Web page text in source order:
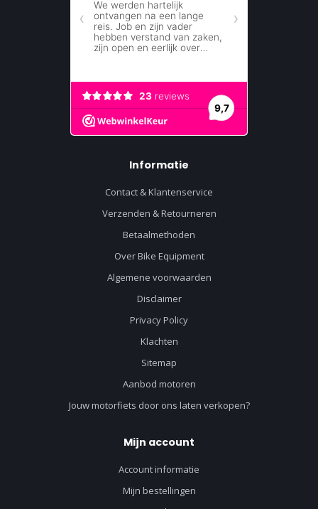
Informatie
Contact & Klantenservice
Verzenden & Retourneren
Betaalmethoden
Over Bike Equipment
Algemene voorwaarden
Disclaimer
Privacy Policy
Klachten
Sitemap
Aanbod motoren
Jouw motorfiets door ons laten verkopen?
Mijn account
Account informatie
Mijn bestellingen